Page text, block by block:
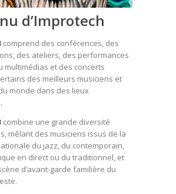
d’Improtech
comprend des conférences, des
des ateliers, des performances
multimédias et des concerts
des meilleurs musiciens et
monde dans des lieux
combine une grande diversité
mêlant des musiciens issus de la
du jazz, du contemporain,
en direct ou du traditionnel, et
d’avant-garde familière du